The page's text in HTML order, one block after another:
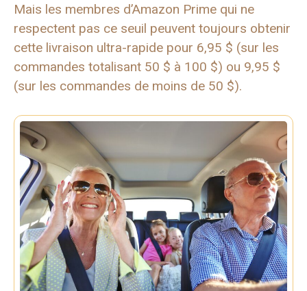
Mais les membres d’Amazon Prime qui ne
respectent pas ce seuil peuvent toujours obtenir
cette livraison ultra-rapide pour 6,95 $ (sur les
commandes totalisant 50 $ à 100 $) ou 9,95 $
(sur les commandes de moins de 50 $).